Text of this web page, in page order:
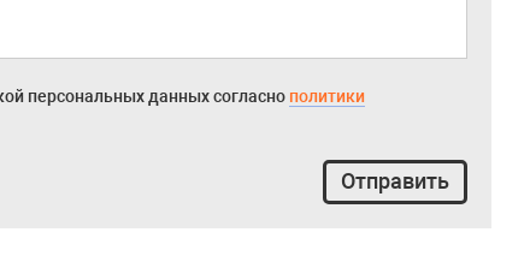
персональных данных согласно политики
Отправить